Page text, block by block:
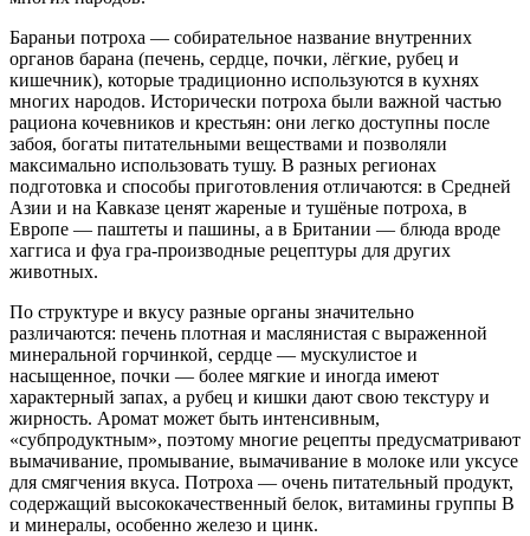
Бараньи потроха — собирательное название внутренних
органов барана (печень, сердце, почки, лёгкие, рубец и
кишечник), которые традиционно используются в кухнях
многих народов. Исторически потроха были важной частью
рациона кочевников и крестьян: они легко доступны после
забоя, богаты питательными веществами и позволяли
максимально использовать тушу. В разных регионах
подготовка и способы приготовления отличаются: в Средней
Азии и на Кавказе ценят жареные и тушёные потроха, в
Европе — паштеты и пашины, а в Британии — блюда вроде
хаггиса и фуа гра-производные рецептуры для других
животных.
По структуре и вкусу разные органы значительно
различаются: печень плотная и маслянистая с выраженной
минеральной горчинкой, сердце — мускулистое и
насыщенное, почки — более мягкие и иногда имеют
характерный запах, а рубец и кишки дают свою текстуру и
жирность. Аромат может быть интенсивным,
«субпродуктным», поэтому многие рецепты предусматривают
вымачивание, промывание, вымачивание в молоке или уксусе
для смягчения вкуса. Потроха — очень питательный продукт,
содержащий высококачественный белок, витамины группы B
и минералы, особенно железо и цинк.